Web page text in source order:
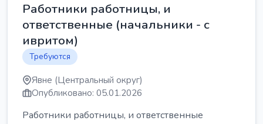
Работники работницы, и
ответственные (начальники - с
ивритом)
Требуются
Явне (Центральный округ)
Опубликовано: 05.01.2026
Работники работницы, и ответственные